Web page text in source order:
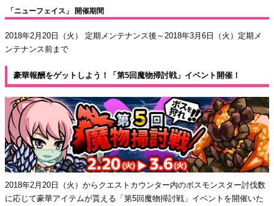
「ニューフェイス」 開催期間
2018年2月20日（火） 定期メンテナンス後～2018年3月6日（火）定期メ
ンテナンス前まで
豪華報酬をゲットしよう！「第5回魔物掃討戦」イベント開催！
2018年2月20日（火）からクエストカウンター内のボスモンスター討伐数
に応じて豪華アイテムが貰える「第5回魔物掃討戦」イベントを開催いた